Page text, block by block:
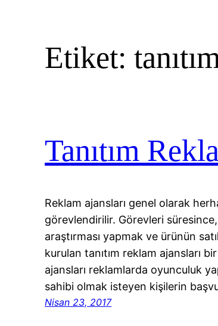
Etiket:
Tanıtım
Reklam ajansları genel olarak
görevlendirilir. Görevleri
araştırması yapmak ve ürünün
kurulan tanıtım reklam ajansları
ajansları reklamlarda oyunculuk
sahibi olmak isteyen kişilerin
Nisan 23, 2017